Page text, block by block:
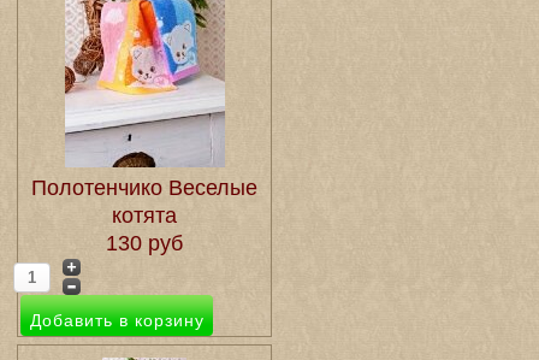
Полотенчико Веселые
котята
130 руб